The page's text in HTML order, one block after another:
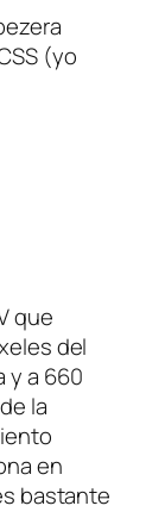
(yo
que
del
y a 660
la
en
bastante